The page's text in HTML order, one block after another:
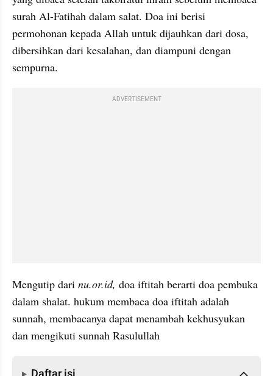
surah Al-Fatihah dalam salat. Doa ini berisi
permohonan kepada Allah untuk dijauhkan dari dosa,
dibersihkan dari kesalahan, dan diampuni dengan
sempurna.
ADVERTISEMENT
Mengutip dari nu.or.id, doa iftitah berarti doa pembuka
dalam shalat. hukum membaca doa iftitah adalah
sunnah, membacanya dapat menambah kekhusyukan
dan mengikuti sunnah Rasulullah